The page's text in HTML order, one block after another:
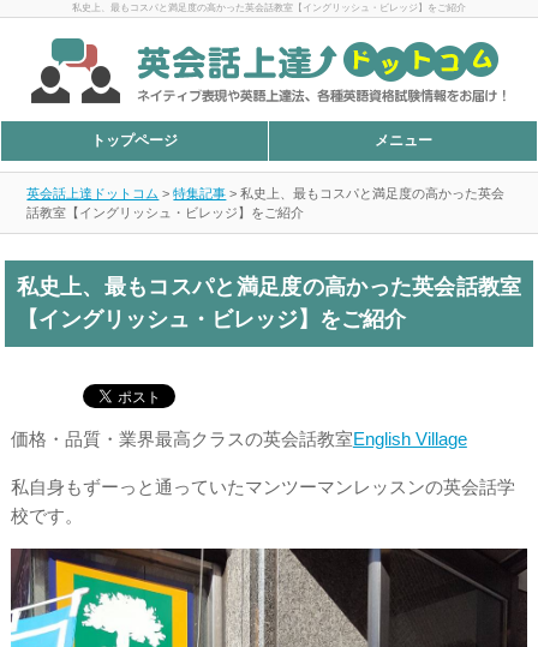
私史上、最もコスパと満足度の高かった英会話教室【イングリッシュ・ビレッジ】をご紹介
トップページ メニュー
英会話上達ドットコム >特集記事 >私史上、最もコスパと満足度の高かった英会
話教室【イングリッシュ・ビレッジ】をご紹介
私史上、最もコスパと満足度の高かった英会話教室
【イングリッシュ・ビレッジ】をご紹介
価格・品質・業界最高クラスの英会話教室English Village
私自身もずーっと通っていたマンツーマンレッスンの英会話学
校です。